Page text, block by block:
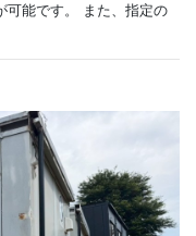
可能です。 また、指定の